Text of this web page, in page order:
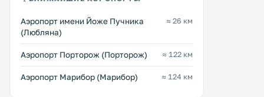
изразцовой печью. В обеденной
стол». .
Аэропорт имени Йоже Пучника
(Любляна)
≈ 26 км
Аэропорт Порторож (Порторож) ≈ 122 км
Аэропорт Марибор (Марибор) ≈ 124 км